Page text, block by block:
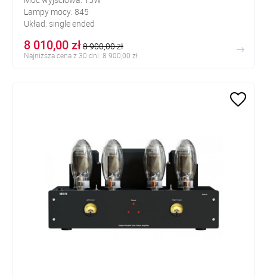
Lampy mocy: 845
Układ: single ended
8 010,00 zł8 900,00 zł
Najniższa cena z 30 dni: 8 900,00 zł